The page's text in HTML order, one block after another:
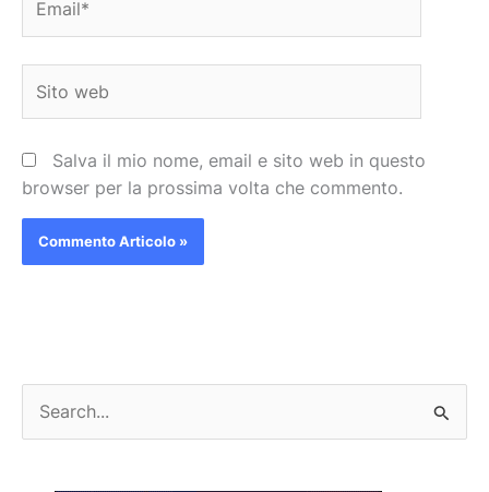
web
Salva il mio nome, email e sito web in questo
browser per la prossima volta che commento.